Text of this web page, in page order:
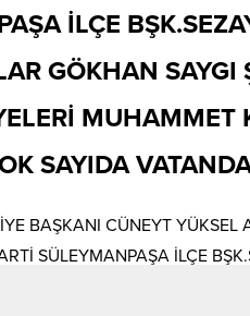
İLÇE
GÖKHAN SAYGI
MUHAMMET
SAYIDA
BAŞKANI CÜNEYT YÜKSEL
SÜLEYMANPAŞA İLÇE